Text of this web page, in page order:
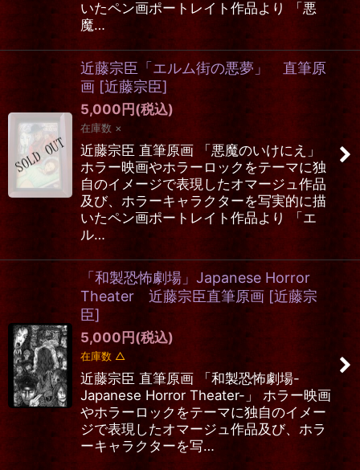
いたペン画ポートレイト作品より 「悪
魔…
近藤宗臣「エルム街の悪夢」 直筆原
画 [近藤宗臣]
5,000 円 (税込)
在庫数 ×
近藤宗臣 直筆原画 「悪魔のいけにえ」
ホラー映画やホラーロックをテーマに独
自のイメージで表現したオマージュ作品
及び、ホラーキャラクターを写実的に描
いたペン画ポートレイト作品より 「エ
ル…
「和製恐怖劇場」Japanese Horror
Theater 近藤宗臣直筆原画 [近藤宗
臣]
5,000 円 (税込)
在庫数 △
近藤宗臣 直筆原画 「和製恐怖劇場-
Japanese Horror Theater-」 ホラー映画
やホラーロックをテーマに独自のイメー
ジで表現したオマージュ作品及び、ホラ
ーキャラクターを写…